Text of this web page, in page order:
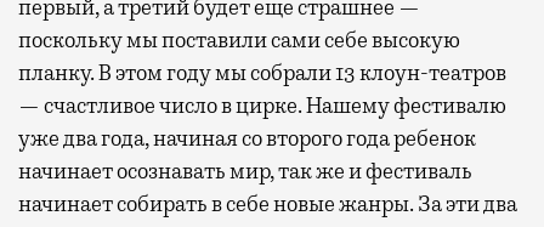
первый, а третий будет еще страшнее —
поскольку мы поставили сами себе высокую
планку. В этом году мы собрали 13 клоун-театров
— счастливое число в цирке. Нашему фестивалю
уже два года, начиная со второго года ребенок
начинает осознавать мир, так же и фестиваль
начинает собирать в себе новые жанры. За эти два